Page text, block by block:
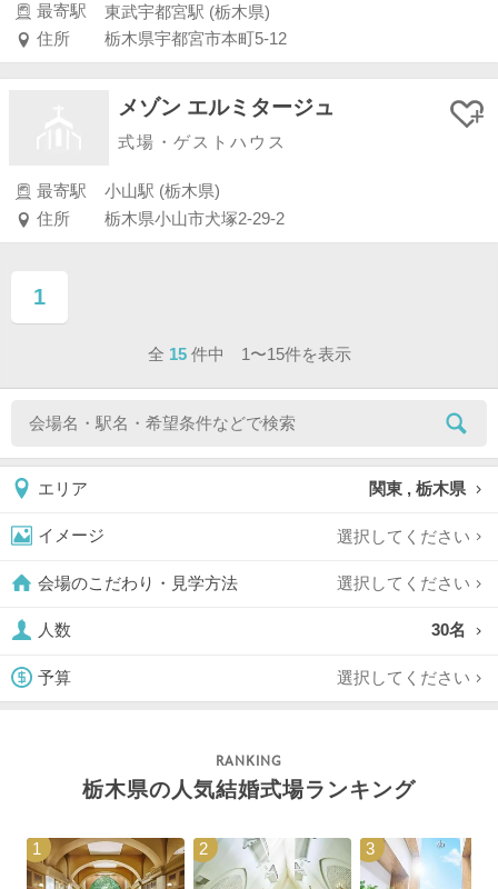
最寄駅
東武宇都宮駅 (栃木県)
住所
栃木県宇都宮市本町5-12
メゾン エルミタージュ
式場・ゲストハウス
最寄駅
小山駅 (栃木県)
住所
栃木県小山市犬塚2-29-2
1
ページ目
全 15 件中 1〜15件を表示
エリア 関東 , 栃木県
イメージ 選択してください
会場のこだわり・見学方法 選択してください
人数 30名
予算 選択してください
栃木県の人気結婚式場ランキング
1 2 3